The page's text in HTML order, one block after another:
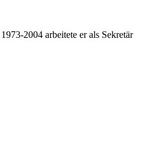
2004 arbeitete er als Sekretär